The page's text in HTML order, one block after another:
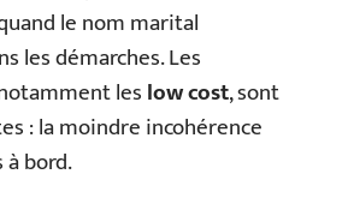
le nom marital
les démarches. Les
leslow cost, sont
: la moindre incohérence
à bord.